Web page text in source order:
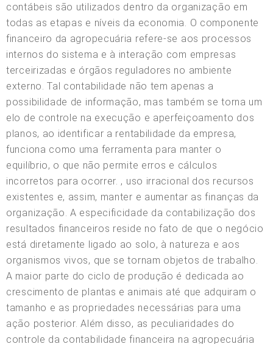
contábeis são utilizados dentro da organização em
todas as etapas e níveis da economia. O componente
financeiro da agropecuária refere-se aos processos
internos do sistema e à interação com empresas
terceirizadas e órgãos reguladores no ambiente
externo. Tal contabilidade não tem apenas a
possibilidade de informação, mas também se torna um
elo de controle na execução e aperfeiçoamento dos
planos, ao identificar a rentabilidade da empresa,
funciona como uma ferramenta para manter o
equilíbrio, o que não permite erros e cálculos
incorretos para ocorrer. , uso irracional dos recursos
existentes e, assim, manter e aumentar as finanças da
organização. A especificidade da contabilização dos
resultados financeiros reside no fato de que o negócio
está diretamente ligado ao solo, à natureza e aos
organismos vivos, que se tornam objetos de trabalho.
A maior parte do ciclo de produção é dedicada ao
crescimento de plantas e animais até que adquiram o
tamanho e as propriedades necessárias para uma
ação posterior. Além disso, as peculiaridades do
controle da contabilidade financeira na agropecuária